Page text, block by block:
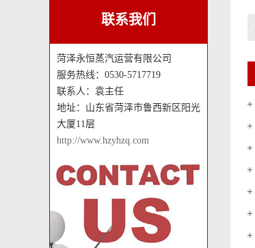
联系我们
菏泽永恒蒸汽运营有限公司
服务热线：0530-5717719
联系人：袁主任
地址：山东省菏泽市鲁西新区阳光
大厦11层
http://www.hzyhzq.com